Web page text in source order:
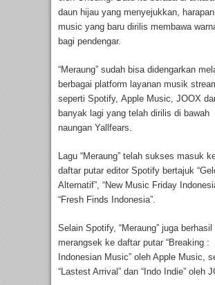
daun hijau yang menyejukkan,
music yang baru dirilis membawa
bagi pendengar.
“Meraung” sudah bisa didengarkan
berbagai platform layanan musik
seperti Spotify, Apple Music, JOOX
banyak lagi yang telah dirilis di bawah
naungan Yallfears.
Lagu “Meraung” telah sukses masuk
daftar putar editor Spotify bertajuk
Alternatif”, “New Music Friday
“Fresh Finds Indonesia”.
Selain Spotify, “Meraung” juga berhasil
merangsek ke daftar putar “Breaking :
Indonesian Music” oleh Apple Music,
“Lastest Arrival” dan “Indo Indie” oleh